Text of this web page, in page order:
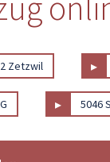
Zetzwil ▸
▸ 5046